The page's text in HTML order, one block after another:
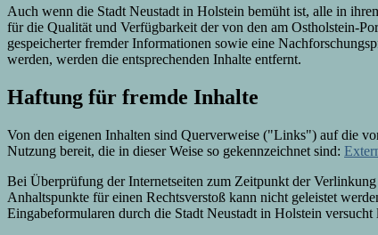
Auch wenn die Stadt Neustadt in Holstein bemüht ist, alle in
für die Qualität und Verfügbarkeit der von den am Ostholstein-
gespeicherter fremder Informationen sowie eine
werden, werden die entsprechenden Inhalte entfernt.
Haftung für fremde Inhalte
Von den eigenen Inhalten sind Querverweise ("Links") auf die
Nutzung bereit, die in dieser Weise so gekennzeichnet sind:
Bei Überprüfung der Internetseiten zum Zeitpunkt der
Anhaltspunkte für einen Rechtsverstoß kann nicht geleistet
Eingabeformularen durch die Stadt Neustadt in Holstein